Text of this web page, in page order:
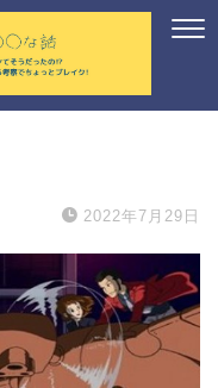
2022年7月29日